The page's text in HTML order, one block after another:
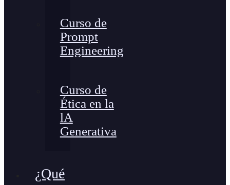
Curso de
Prompt
Engineering
Curso de
Ética en la
lA
Generativa
¿Qué